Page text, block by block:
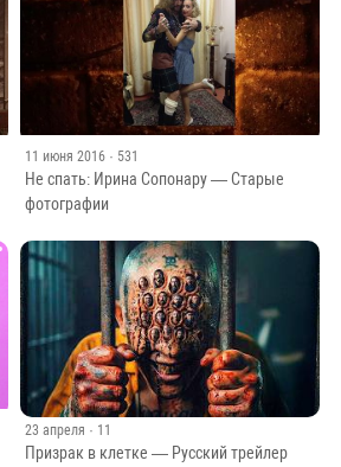
11 июня 2016 · 531
Не спать: Ирина Сопонару — Старые
фотографии
23 апреля · 11
Призрак в клетке — Русский трейлер